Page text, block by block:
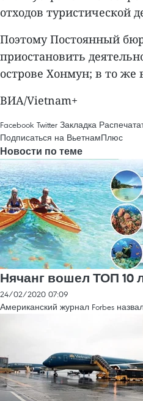
отходов туристической
Поэтому Постоянный
приостановить
острове Хонмун; в то же
ВИА/Vietnam+
Facebook Twitter Закладка
Подписаться на ВьетнамПлюс
Новости по теме
Нячанг вошел ТОП 10
24/02/2020 07:09
Американский журнал Forbes